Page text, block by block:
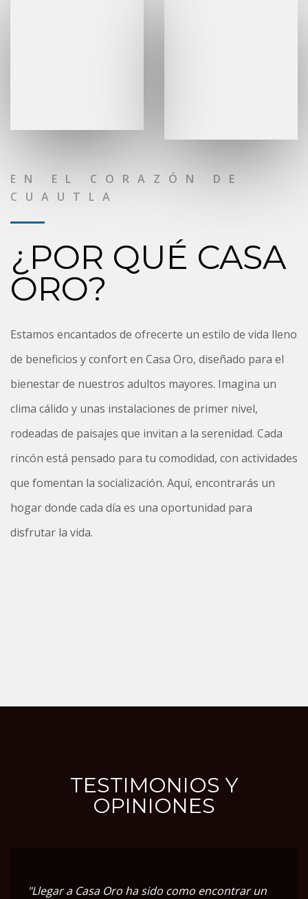
EN EL CORAZÓN DE
CUAUTLA
¿POR QUÉ CASA
ORO?
Estamos encantados de ofrecerte un estilo de vida lleno
de beneficios y confort en Casa Oro, diseñado para el
bienestar de nuestros adultos mayores. Imagina un
clima cálido y unas instalaciones de primer nivel,
rodeadas de paisajes que invitan a la serenidad. Cada
rincón está pensado para tu comodidad, con actividades
que fomentan la socialización. Aquí, encontrarás un
hogar donde cada día es una oportunidad para
disfrutar la vida.
TESTIMONIOS Y
OPINIONES
"Llegar a Casa Oro ha sido como encontrar un